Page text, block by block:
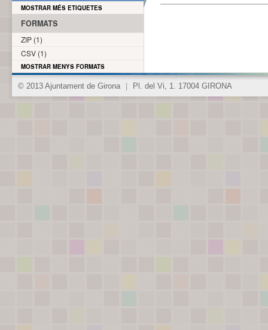
MOSTRAR MÉS ETIQUETES
FORMATS
ZIP (1)
CSV (1)
MOSTRAR MENYS FORMATS
© 2013 Ajuntament de Girona Pl. del Vi, 1. 17004 GIRONA